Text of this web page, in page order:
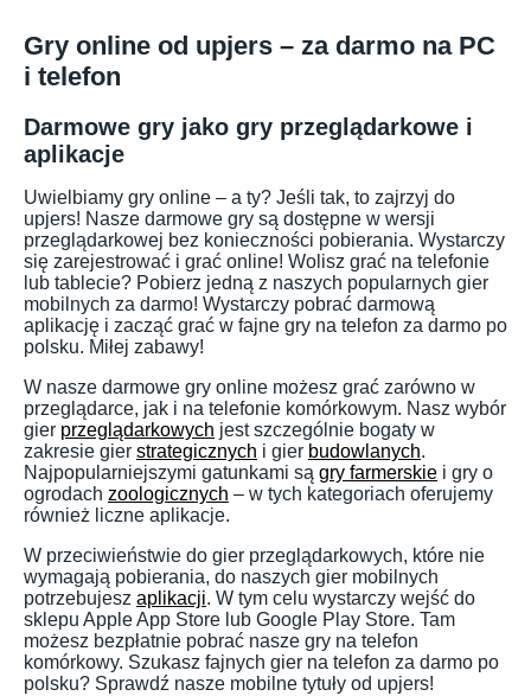
Gry online od upjers – za darmo na PC
i telefon
Darmowe gry jako gry przeglądarkowe i
aplikacje
Uwielbiamy gry online – a ty? Jeśli tak, to zajrzyj do
upjers! Nasze darmowe gry są dostępne w wersji
przeglądarkowej bez konieczności pobierania. Wystarczy
się zarejestrować i grać online! Wolisz grać na telefonie
lub tablecie? Pobierz jedną z naszych popularnych gier
mobilnych za darmo! Wystarczy pobrać darmową
aplikację i zacząć grać w fajne gry na telefon za darmo po
polsku. Miłej zabawy!
W nasze darmowe gry online możesz grać zarówno w
przeglądarce, jak i na telefonie komórkowym. Nasz wybór
gier przeglądarkowych jest szczególnie bogaty w
zakresie gier strategicznych i gier budowlanych.
Najpopularniejszymi gatunkami są gry farmerskie i gry o
ogrodach zoologicznych – w tych kategoriach oferujemy
również liczne aplikacje.
W przeciwieństwie do gier przeglądarkowych, które nie
wymagają pobierania, do naszych gier mobilnych
potrzebujesz aplikacji. W tym celu wystarczy wejść do
sklepu Apple App Store lub Google Play Store. Tam
możesz bezpłatnie pobrać nasze gry na telefon
komórkowy. Szukasz fajnych gier na telefon za darmo po
polsku? Sprawdź nasze mobilne tytuły od upjers!